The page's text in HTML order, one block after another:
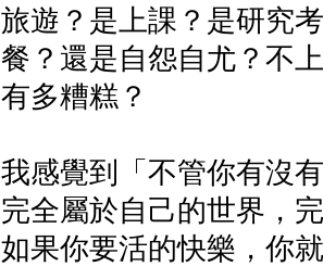
旅遊？是上課？是研究
餐？還是自怨自尤？不
有多糟糕？
我感覺到「不管你有沒
完全屬於自己的世界，
如果你要活的快樂，你